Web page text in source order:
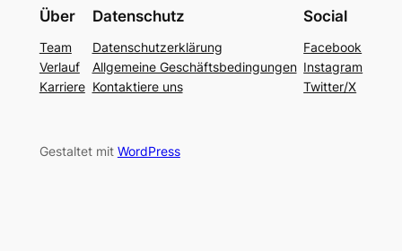
Über
Team
Verlauf
Karriere
Datenschutz
Datenschutzerklärung
Allgemeine Geschäftsbedingungen
Kontaktiere uns
Social
Facebook
Instagram
Twitter/X
Gestaltet mit WordPress